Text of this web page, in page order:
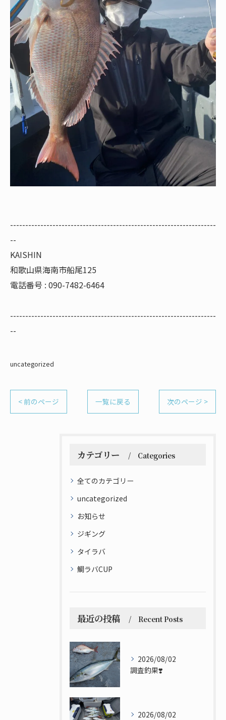
--------------------------------------------------------------------
--
KAISHIN
和歌山県海南市船尾125
電話番号 : 090-7482-6464
--------------------------------------------------------------------
--
uncategorized
< 前のページ 一覧に戻る 次のページ >
カテゴリー Categories
全てのカテゴリー
uncategorized
お知らせ
ジギング
タイラバ
鯛ラバCUP
最近の投稿 Recent Posts
2026/08/02
調査釣果❣️
2026/08/02